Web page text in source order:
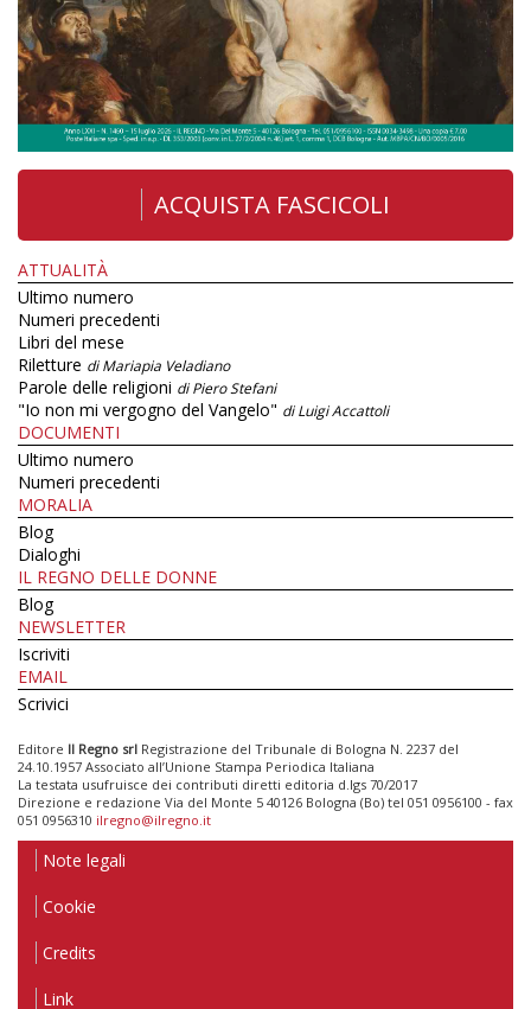
ACQUISTA FASCICOLI
ATTUALITÀ
Ultimo numero
Numeri precedenti
Libri del mese
Riletture di Mariapia Veladiano
Parole delle religioni di Piero Stefani
"Io non mi vergogno del Vangelo" di Luigi Accattoli
DOCUMENTI
Ultimo numero
Numeri precedenti
MORALIA
Blog
Dialoghi
IL REGNO DELLE DONNE
Blog
NEWSLETTER
Iscriviti
EMAIL
Scrivici
Editore Il Regno srl Registrazione del Tribunale di Bologna N. 2237 del
24.10.1957 Associato all’Unione Stampa Periodica Italiana
La testata usufruisce dei contributi diretti editoria d.lgs 70/2017
Direzione e redazione Via del Monte 5 40126 Bologna (Bo) tel 051 0956100 - fax
051 0956310 ilregno@ilregno.it
Note legali
Cookie
Credits
Link